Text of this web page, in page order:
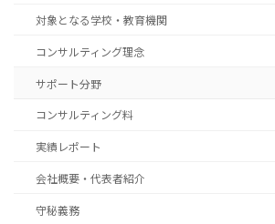
対象となる学校・教育機関
コンサルティング理念
サポート分野
コンサルティング料
実績レポート
会社概要・代表者紹介
守秘義務